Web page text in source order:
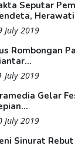
Seputar
July 2019
Rombongan
July 2019
Gelar
July 2019
Sinurat